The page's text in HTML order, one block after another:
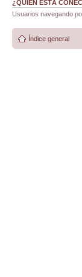
¿QUIÉN ESTÁ
Usuarios navegando
Índice general